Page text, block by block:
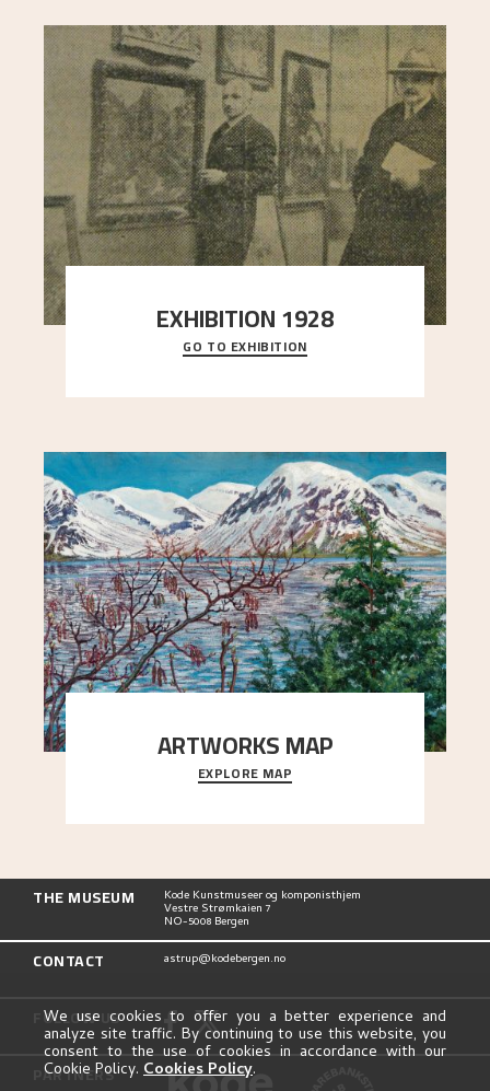
EXHIBITION 1928
When Astrup died in 1928, his friends Moritz Kaland
Simon Thorbjørnsen at the Art Society took
GO TO EXHIBITION
ARTWORKS MAP
Explore the locations and viewpoints in Astrup's
art.
EXPLORE MAP
THE MUSEUM Kode Kunstmuseer og komponisthjem
Vestre Strømkaien 7
NO-5008 Bergen
CONTACT astrup@kodebergen.no
FOLLOW US
PARTNERS
We use cookies to offer you a better experience and
analyze site traffic. By continuing to use this website, you
consent to the use of cookies in accordance with our
Cookie Policy. Cookies Policy.